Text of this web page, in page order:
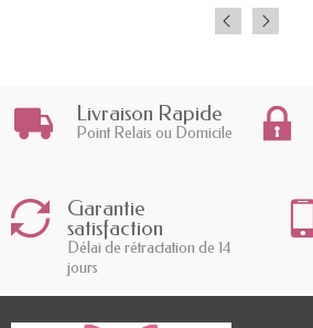
Livraison Rapide
Point Relais ou Domicile
Garantie
satisfaction
Délai de rétractation de 14
jours